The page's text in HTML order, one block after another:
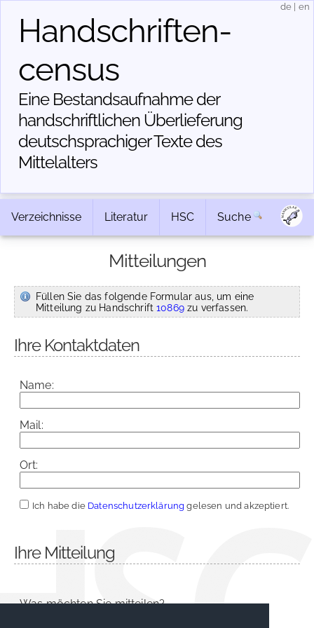
Handschriften­
census
Eine Bestandsaufnahme der
handschriftlichen Über­lieferung
deutschsprachiger Texte des
Mittelalters
de en
Verzeichnisse Literatur HSC Suche
Mitteilungen
Füllen Sie das folgende Formular aus, um eine
Mitteilung zu Handschrift10869zu verfassen.
Ihre Kontaktdaten
Name:
Mail:
Ort:
Ich habe die Datenschutzerklärung gelesen und akzeptiert.
Ihre Mitteilung
Was möchten Sie mitteilen?